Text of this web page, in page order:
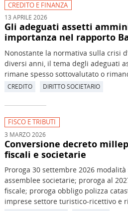
CREDITO E FINANZA
13 APRILE 2026
Gli adeguati assetti
importanza nel rapporto
Nonostante la normativa sulla crisi
diversi anni, il tema degli adeguati
rimane spesso sottovalutato o
CREDITO DIRITTO SOCIETARIO
FISCO E TRIBUTI
3 MARZO 2026
Conversione decreto
fiscali e societarie
Proroga 30 settembre 2026
assemblee societarie; proroga al
fiscale; proroga obbligo polizza
imprese settore turistico-ricettivo e